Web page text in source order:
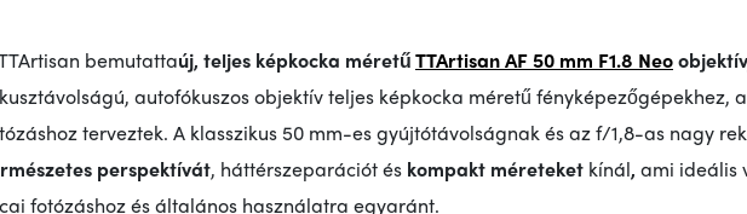
bemutattaúj, teljes képkocka méretűTTArtisan AF 50 mm F1.8 Neo
autofókuszos objektív teljes képkocka méretű fényképezőgépekhez,
terveztek. A klasszikus 50 mm-es gyújtótávolságnak és az f/1,8-as nagy
perspektívát, háttérszeparációt és kompakt méreteket kínál, ami ideális
fotózáshoz és általános használatra egyaránt.